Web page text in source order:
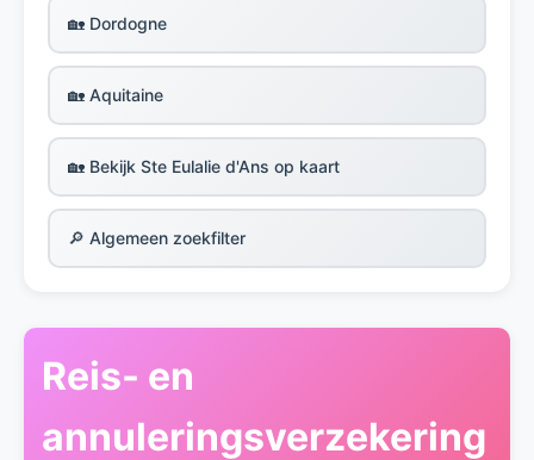
🏡 Dordogne
🏡 Aquitaine
🏡 Bekijk Ste Eulalie d'Ans op kaart
🔎 Algemeen zoekfilter
Reis- en
annuleringsverzekering